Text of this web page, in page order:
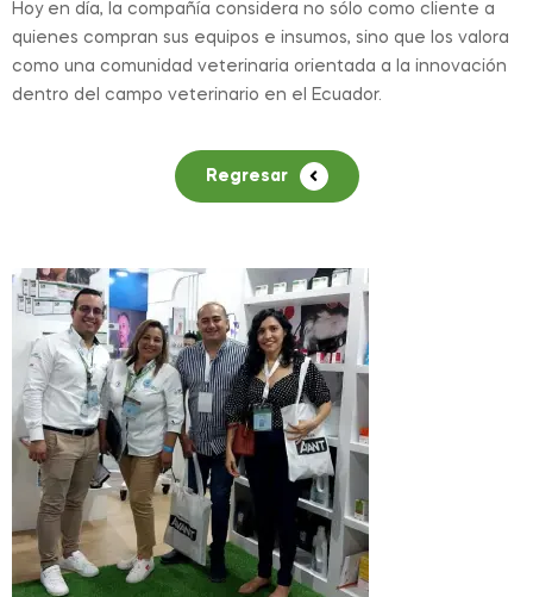
Hoy en día, la compañía considera no sólo como cliente a
quienes compran sus equipos e insumos, sino que los valora
como una comunidad veterinaria orientada a la innovación
dentro del campo veterinario en el Ecuador.
Regresar